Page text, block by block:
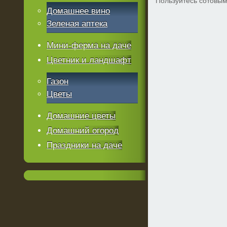
Домашнее вино
Зеленая аптека
Мини-ферма на даче
Цветник и ландшафт
Газон
Цветы
Домашние цветы
Домашний огород
Праздники на даче